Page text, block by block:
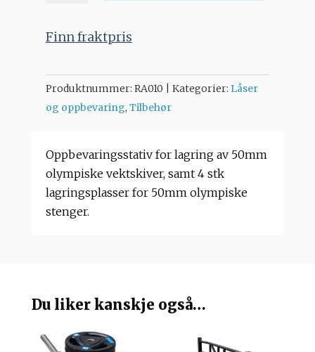
Finn fraktpris
Produktnummer: RA010 Kategorier: Låser
og oppbevaring, Tilbehør
Oppbevaringsstativ for lagring av 50mm
olympiske vektskiver, samt 4 stk
lagringsplasser for 50mm olympiske
stenger.
Du liker kanskje også…